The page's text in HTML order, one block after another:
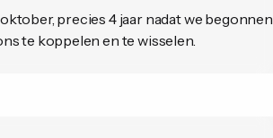
precies 4 jaar nadat we
te koppelen en te wisselen.